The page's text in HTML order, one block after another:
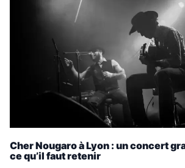
Cher Nougaro à Lyon : un concert
ce qu’il faut retenir